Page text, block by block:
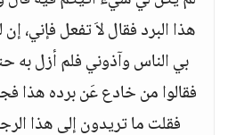
هذا البرد فقال لاَ تفعل فإني،
بي الناس وآذوني فلم أزل
فقالوا من خادع عَن برده هذا
فقلت ما تريدون إلى هذا